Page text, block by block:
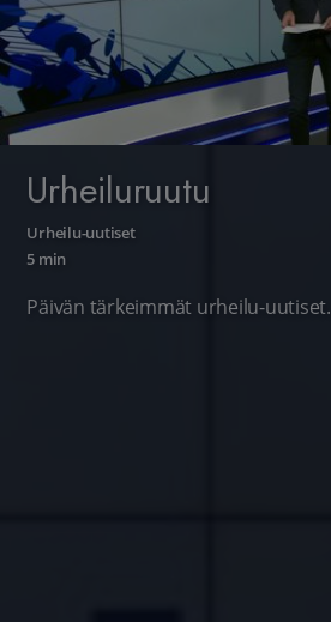
Urheiluruutu
Urheilu-uutiset
5 min
Päivän tärkeimmät urheilu-uutiset.